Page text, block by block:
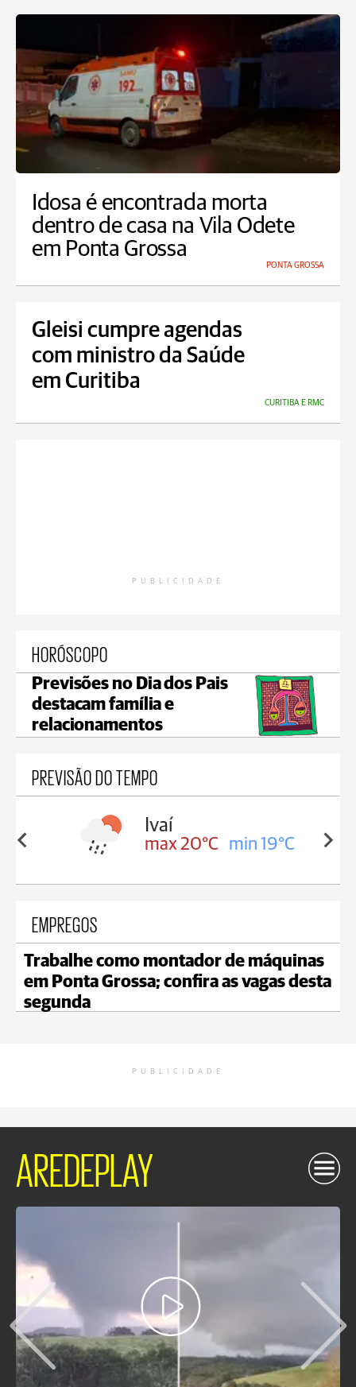
Idosa é encontrada morta
dentro de casa na Vila Odete
em Ponta Grossa
PONTA GROSSA
Gleisi cumpre agendas
com ministro da Saúde
em Curitiba
CURITIBA E RMC
PUBLICIDADE
HORÓSCOPO
Previsões no Dia dos Pais
destacam família e
relacionamentos
PREVISÃO DO TEMPO
17°C
Ivaí
max 20°C min 19°C
EMPREGOS
Trabalhe como montador de máquinas
em Ponta Grossa; confira as vagas desta
segunda
PUBLICIDADE
AREDEPLAY